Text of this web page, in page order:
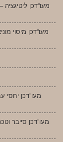
מעו”דכן
מעו”דכן מיסוי
מעו”דכן יחסי
מעו”דכן סייבר